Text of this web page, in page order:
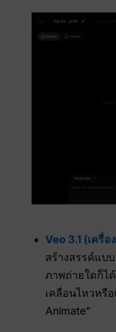
Veo 3.1 (เครื่
สร้างสรรค์แบ
ภาพถ่ายใดก็ไ
เคลื่อนไหวหรื
Animate”